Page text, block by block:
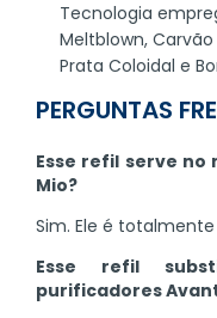
Tecnologia
Meltblown,
Prata Coloidal e
PERGUNTAS
Esse refil serve no
Mio?
Sim. Ele é
Esse refil
purificadores